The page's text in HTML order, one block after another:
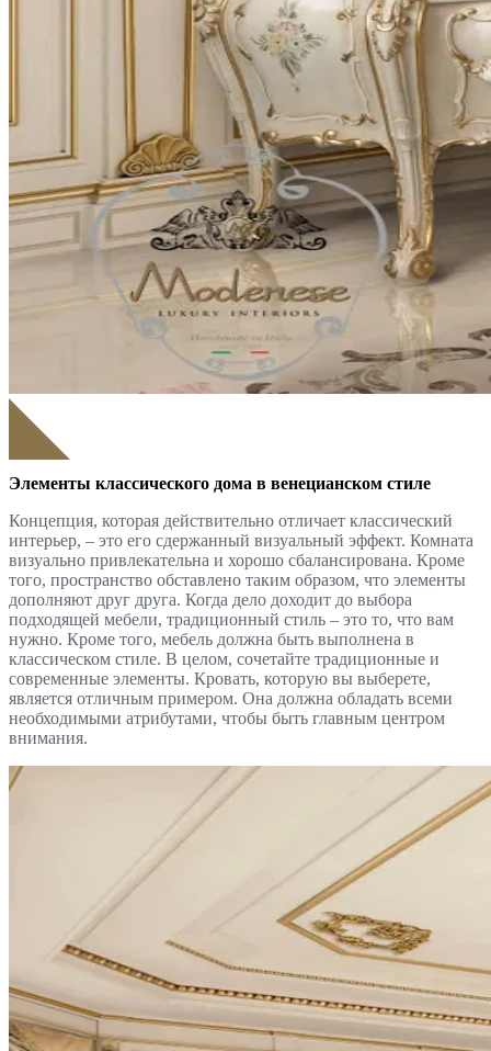
Элементы классического дома в венецианском стиле
Концепция, которая действительно отличает классический
интерьер, – это его сдержанный визуальный эффект. Комната
визуально привлекательна и хорошо сбалансирована. Кроме
того, пространство обставлено таким образом, что элементы
дополняют друг друга. Когда дело доходит до выбора
подходящей мебели, традиционный стиль – это то, что вам
нужно. Кроме того, мебель должна быть выполнена в
классическом стиле. В целом, сочетайте традиционные и
современные элементы. Кровать, которую вы выберете,
является отличным примером. Она должна обладать всеми
необходимыми атрибутами, чтобы быть главным центром
внимания.